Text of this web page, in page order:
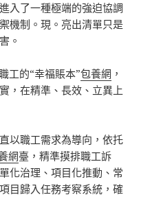
入了一種極端的強迫協調
機制。現。亮出清單只是
。
工的“幸福賬本”包養網 ，
，在精準、長效、立異上
以職工需求為導向，依托
網臺，精準摸排職工訴
化治理、項目化推動、常
目歸入任務考察系統，確